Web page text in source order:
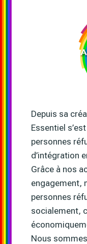
Depuis sa
Essentiel
personnes
d’intégration
Grâce à nos
engagement,
personnes
socialement,
Nous